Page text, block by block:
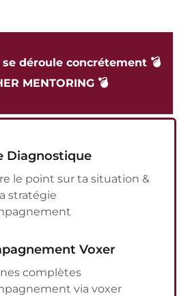
déroule concrétement 💣
MENTORING 💣
Diagnostique
le point sur ta situation &
stratégie
Voxer
complètes
via voxer